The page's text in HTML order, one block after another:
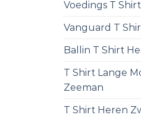
Voedings T Shirt
Vanguard T
Ballin T Shirt
T Shirt Lange
Zeeman
T Shirt Heren